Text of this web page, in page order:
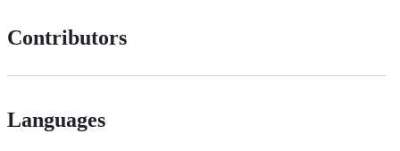
Contributors
Languages